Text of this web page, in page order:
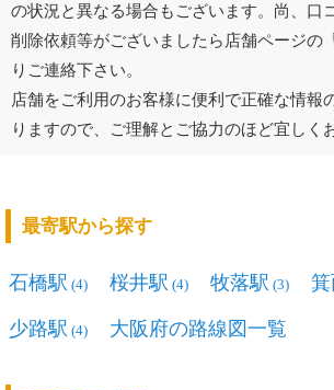
の状況と異なる場合もございます。尚、口
削除依頼等がございましたら店舗ページの
りご連絡下さい。
店舗をご利用のお客様に便利で正確な情報
りますので、ご理解とご協力のほど宜しく
最寄駅から探す
石橋駅 (4) 桜井駅 (4) 牧落駅 (3)
少路駅 (4) 大阪府の路線図一覧